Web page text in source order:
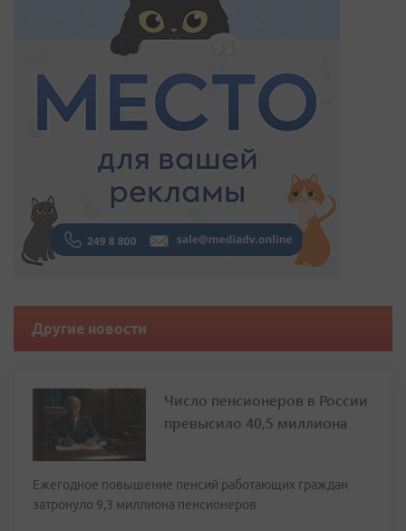
Другие новости
Число пенсионеров в России
превысило 40,5 миллиона
Ежегодное повышение пенсий работающих граждан
затронуло 9,3 миллиона пенсионеров